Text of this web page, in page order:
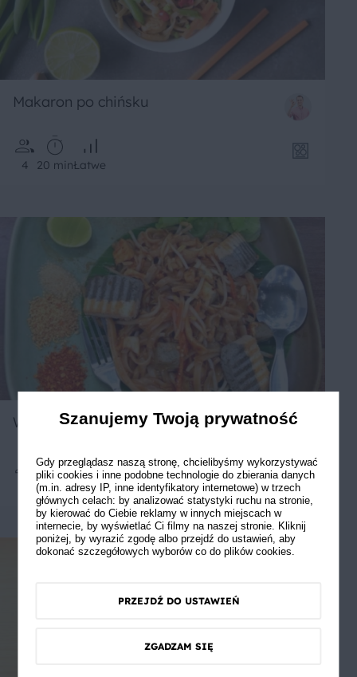
Makaron po chińsku
4 20 minŁatwe
Wegetariańskie Pad thai z tofu
40 minŚrednie
Szanujemy Twoją prywatność
Gdy przeglądasz naszą stronę, chcielibyśmy wykorzystywać
pliki cookies i inne podobne technologie do zbierania danych
(m.in. adresy IP, inne identyfikatory internetowe) w trzech
głównych celach: by analizować statystyki ruchu na stronie,
by kierować do Ciebie reklamy w innych miejscach w
internecie, by wyświetlać Ci filmy na naszej stronie. Kliknij
poniżej, by wyrazić zgodę albo przejdź do ustawień, aby
dokonać szczegółowych wyborów co do plików cookies.
PRZEJDŹ DO USTAWIEŃ
ZGADZAM SIĘ